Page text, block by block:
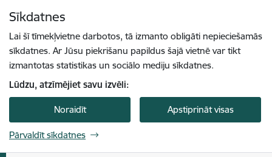
Sīkdatnes
Lai šī tīmekļvietne darbotos, tā izmanto obligāti nepieciešamās
sīkdatnes. Ar Jūsu piekrišanu papildus šajā vietnē var tikt
izmantotas statistikas un sociālo mediju sīkdatnes.
Lūdzu, atzīmējiet savu izvēli:
Noraidīt Apstiprināt visas
Pārvaldīt sīkdatnes